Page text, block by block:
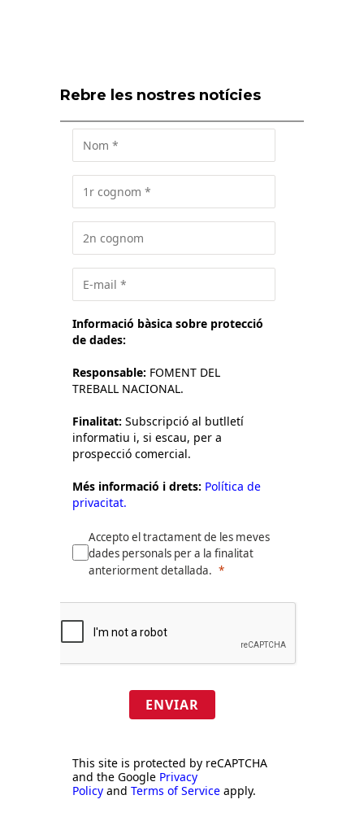
Rebre les nostres notícies
Informació bàsica sobre protecció
de dades:
Responsable: FOMENT DEL
TREBALL NACIONAL.
Finalitat: Subscripció al butlletí
informatiu i, si escau, per a
prospecció comercial.
Més informació i drets: Política de
privacitat.
Accepto el tractament de les meves
dades personals per a la finalitat
anteriorment detallada.
ENVIAR
This site is protected by reCAPTCHA
and the Google Privacy
Policy and Terms of Service apply.